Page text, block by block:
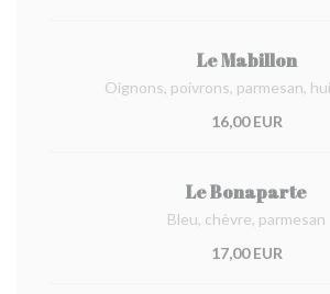
Le Mabillon
Oignons, poivrons, parmesan,
16,00 EUR
Le Bonaparte
Bleu, chèvre, parmesan
17,00 EUR